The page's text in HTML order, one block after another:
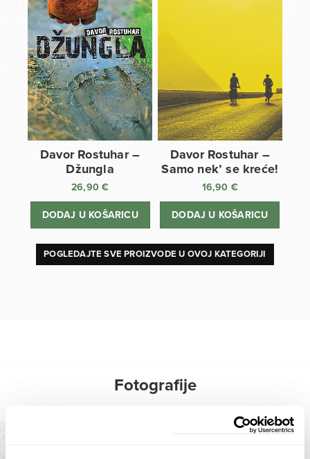
Davor Rostuhar –
Džungla
26,90€
DODAJ U KOŠARICU
Davor Rostuhar –
Samo nek’ se kreće!
16,90 €
DODAJ U KOŠARICU
POGLEDAJTE SVE PROIZVODE U OVOJ KATEGORIJI
Fotografije